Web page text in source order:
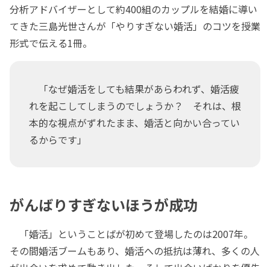
分析アドバイザーとして約400組のカップルを結婚に導い
てきた三島光世さんが「やりすぎない婚活」のコツを授業
形式で伝える1冊。
「なぜ婚活をしても結果があらわれず、婚活疲
れを起こしてしまうのでしょうか？ それは、根
本的な視点がずれたまま、婚活と向かい合ってい
るからです」
がんばりすぎないほうが成功
「婚活」ということばが初めて登場したのは2007年。
その間婚活ブームもあり、婚活への抵抗は薄れ、多くの人